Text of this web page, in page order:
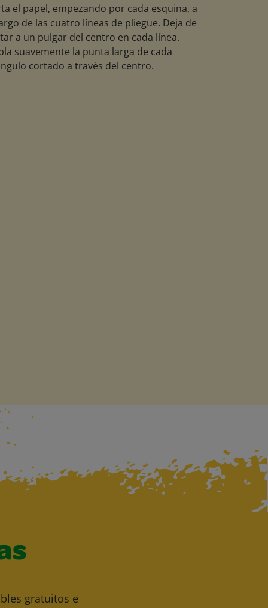
el papel, empezando por cada esquina, a
de las cuatro líneas de pliegue. Deja de
a un pulgar del centro en cada línea.
suavemente la punta larga de cada
cortado a través del centro.
gratuitos e